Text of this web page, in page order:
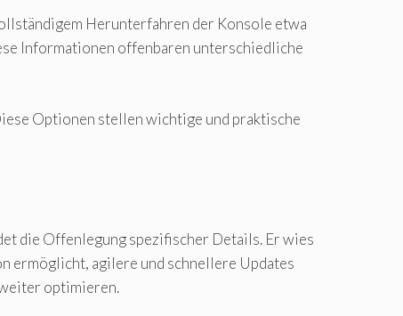
Herunterfahren der Konsole etwa
Informationen offenbaren unterschiedliche
Optionen stellen wichtige und praktische
die Offenlegung spezifischer Details. Er wies
ermöglicht, agilere und schnellere Updates
optimieren.